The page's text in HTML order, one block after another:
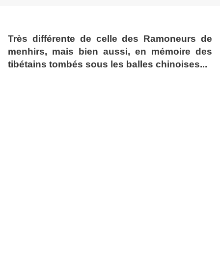
Très différente de celle des Ramoneurs de
menhirs, mais bien aussi, en mémoire des
tibétains tombés sous les balles chinoises...